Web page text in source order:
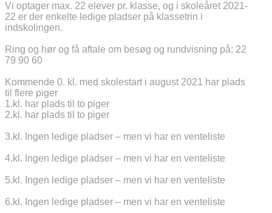
Vi optager max. 22 elever pr. klasse, og i skoleåret 2021-
22 er der enkelte ledige pladser på klassetrin i
indskolingen.
Ring og hør og få aftale om besøg og rundvisning på: 22
79 90 60
Kommende 0. kl. med skolestart i august 2021 har plads
til flere piger
1.kl. har plads til to piger
2.kl. har plads til to piger
3.kl. Ingen ledige pladser – men vi har en venteliste
4.kl. Ingen ledige pladser – men vi har en venteliste
5.kl. Ingen ledige pladser – men vi har en venteliste
6.kl. Ingen ledige pladser – men vi har en venteliste